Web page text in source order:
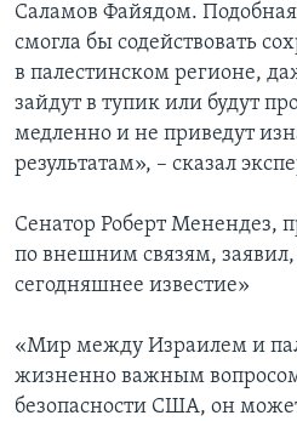
Саламов Файядом. Подобная
смогла бы содействовать
в палестинском регионе,
зайдут в тупик или будут
медленно и не приведут
результатам», – сказал
Сенатор Роберт Менендез,
по внешним связям, заявил,
сегодняшнее известие»
«Мир между Израилем и
жизненно важным
безопасности США, он